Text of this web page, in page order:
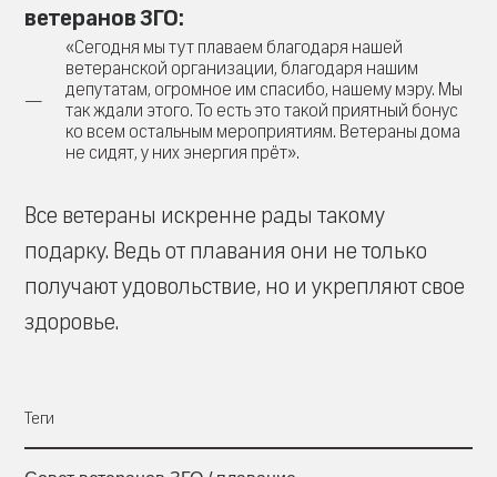
ветеранов ЗГО:
«Сегодня мы тут плаваем благодаря нашей
ветеранской организации, благодаря нашим
депутатам, огромное им спасибо, нашему мэру. Мы
так ждали этого. То есть это такой приятный бонус
ко всем остальным мероприятиям. Ветераны дома
не сидят, у них энергия прёт».
Все ветераны искренне рады такому
подарку. Ведь от плавания они не только
получают удовольствие, но и укрепляют свое
здоровье.
Теги